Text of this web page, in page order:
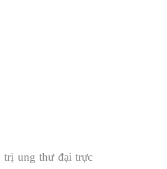
trị ung thư đại trực